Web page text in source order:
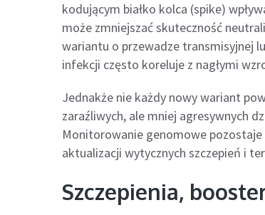
kodującym białko kolca (spike)
może zmniejszać skuteczność
wariantu o przewadze transmisyjnej
infekcji często koreluje z nagłymi
Jednakże nie każdy nowy wariant
zaraźliwych, ale mniej agresywnych
Monitorowanie genomowe
aktualizacji wytycznych szczepień i
Szczepienia,